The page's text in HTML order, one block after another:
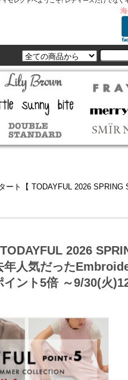
2026 SPRING SUMMER COLLECTION 先行受注会 】去年人気だった
2026
人気だった
イント5倍 ～9/30(火